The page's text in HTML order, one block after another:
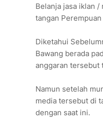
Belanja jasa iklan
tangan
Diketahui
Bawang berada
anggaran tersebut
Namun setelah
media tersebut di
dengan saat ini.